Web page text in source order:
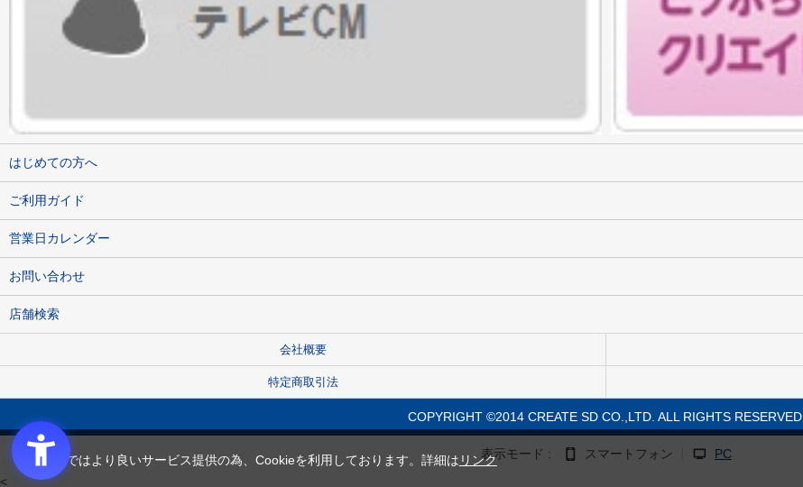
はじめての方へ
ご利用ガイド
営業日カレンダー
お問い合わせ
店舗検索
会社概要
特定商取引法
COPYRIGHT ©2014 CREATE SD CO.,LTD. ALL RIGHTS RESERVED.
表示モード : スマートフォン
PC
<
当サイトではより良いサービス提供の為、Cookieを利用しております。詳細は リンク